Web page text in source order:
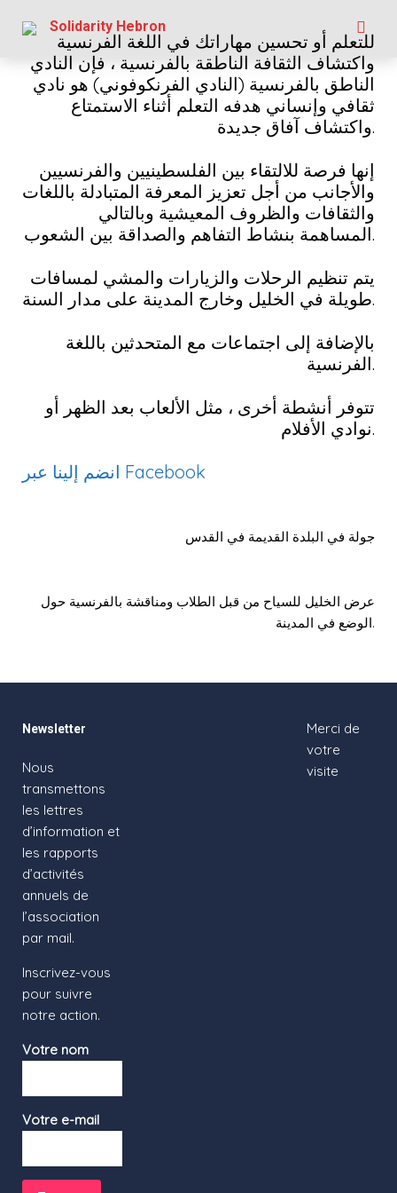
Solidarity Hebron
للتعلم أو تحسين مهاراتك في اللغة الفرنسية
واكتشاف الثقافة الناطقة بالفرنسية ، فإن النادي
الناطق بالفرنسية (النادي الفرنكوفوني) هو نادي
ثقافي وإنساني هدفه التعلم أثناء الاستمتاع
واكتشاف آفاق جديدة.
إنها فرصة للالتقاء بين الفلسطينيين والفرنسيين
والأجانب من أجل تعزيز المعرفة المتبادلة باللغات
والثقافات والظروف المعيشية وبالتالي
المساهمة بنشاط التفاهم والصداقة بين الشعوب.
يتم تنظيم الرحلات والزيارات والمشي لمسافات
طويلة في الخليل وخارج المدينة على مدار السنة.
بالإضافة إلى اجتماعات مع المتحدثين باللغة
الفرنسية.
تتوفر أنشطة أخرى ، مثل الألعاب بعد الظهر أو
نوادي الأفلام.
انضم إلينا عبر Facebook
جولة في البلدة القديمة في القدس
عرض الخليل للسياح من قبل الطلاب ومناقشة بالفرنسية حول
الوضع في المدينة.
Newsletter
Nous
transmettons
les lettres
d’information et
les rapports
d’activités
annuels de
l’association
par mail.
Inscrivez-vous
pour suivre
notre action.
Votre nom
Votre e-mail
Merci de
votre
visite